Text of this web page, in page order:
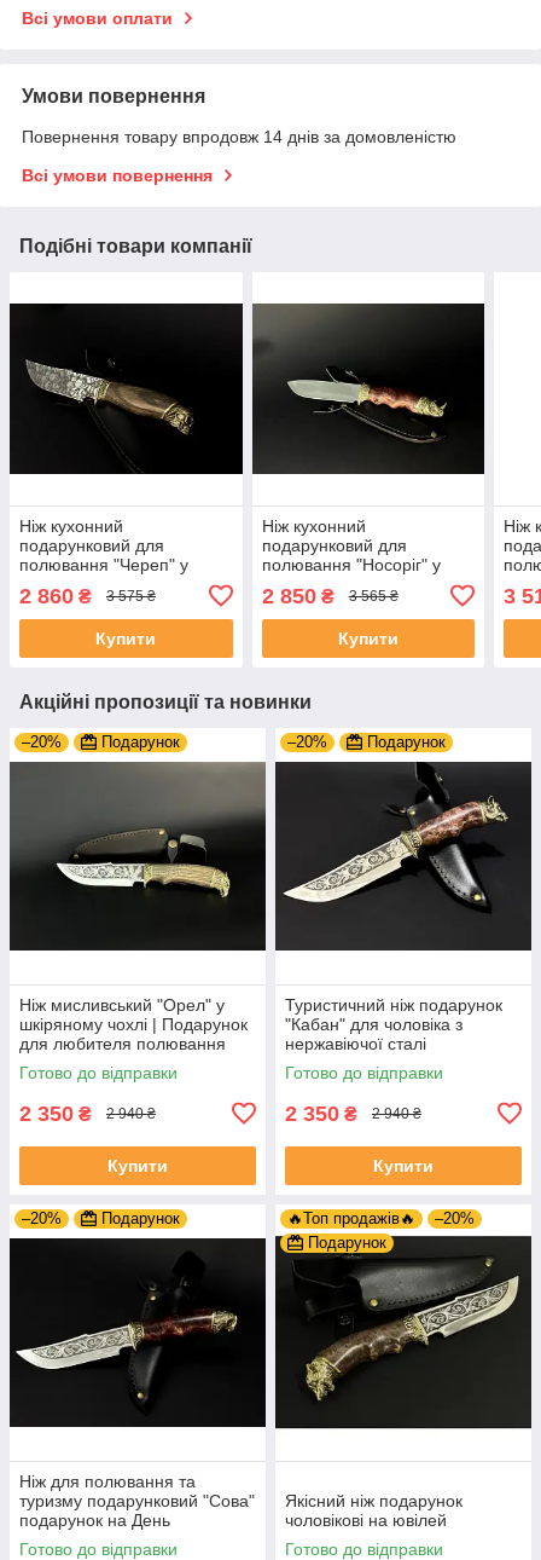
Всі умови оплати
Умови повернення
Повернення товару впродовж 14 днів за домовленістю
Всі умови повернення
Подібні товари компанії
Ніж кухонний
подарунковий для
полювання "Череп" у
Оригінальний подарунок
чоловіку
2 860 ₴ 3 575 ₴
Купити
Ніж кухонний
подарунковий для
полювання "Носоріг" у
Подарунок чоловікові
2 850₴ 3 565 ₴
Купити
Ніж
3
Акційні пропозиції та новинки
–20% Подарунок
Ніж мисливський "Орел" у
шкіряному чохлі | Подарунок
для любителя полювання
Готово до відправки
2 350 ₴ 2 940 ₴
Купити
–20% Подарунок
Туристичний ніж подарунок
"Кабан" для чоловіка з
нержавіючої сталі
Готово до відправки
2 350 ₴ 2 940 ₴
Купити
–20% Подарунок
Ніж для полювання та
туризму подарунковий "Сова"
подарунок на День
Народження
Готово до відправки
🔥Топ продажів🔥
–20%
Подарунок
Якісний ніж подарунок
чоловікові на ювілей
Готово до відправки